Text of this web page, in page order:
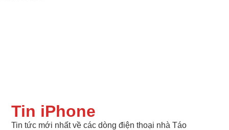
Tin iPhone
Tin tức mới nhất về các dòng điện thoại nhà Táo